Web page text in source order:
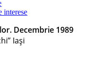
interese
Decembrie 1989
Iaşi